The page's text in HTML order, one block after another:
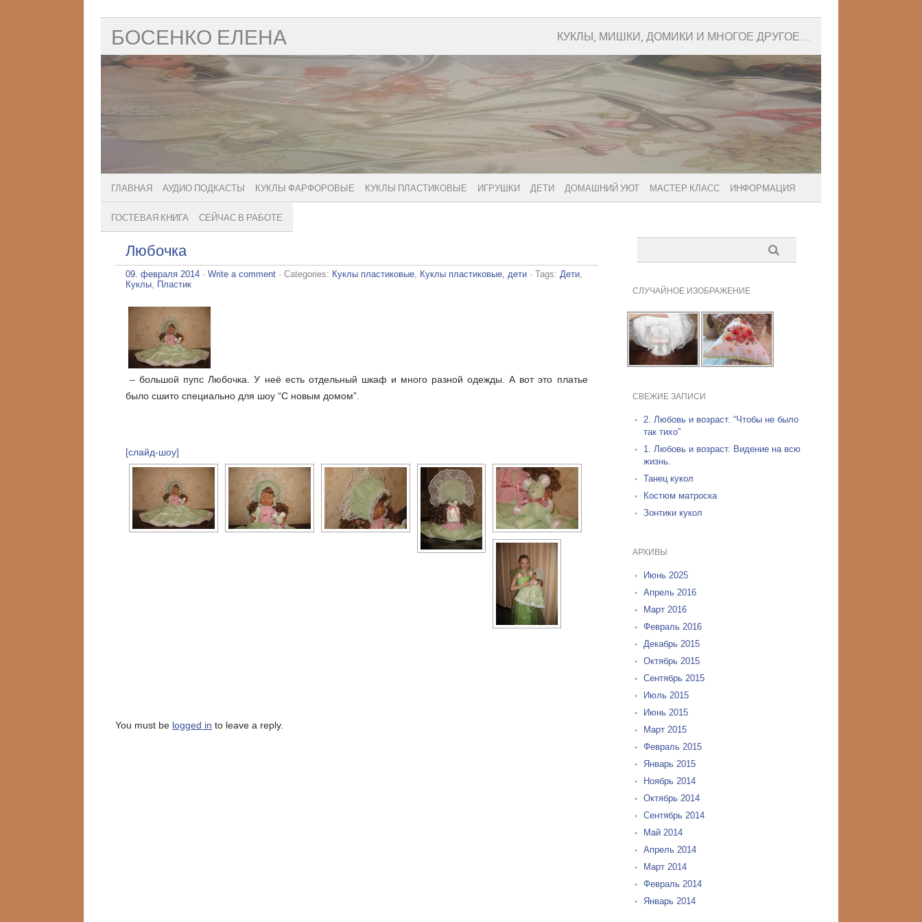
БОСЕНКО ЕЛЕНА КУКЛЫ, МИШКИ, ДОМИКИ И МНОГОЕ ДРУГОЕ…
ГЛАВНАЯ АУДИО ПОДКАСТЫ КУКЛЫ ФАРФОРОВЫЕ КУКЛЫ ПЛАСТИКОВЫЕ ИГРУШКИ ДЕТИ ДОМАШНИЙ УЮТ МАСТЕР КЛАСС ИНФОРМАЦИЯ
ГОСТЕВАЯ КНИГА СЕЙЧАС В РАБОТЕ
Любочка
09. февраля 2014 · Write a comment · Categories: Куклы пластиковые, Куклы пластиковые, дети · Tags: Дети,
Куклы, Пластик
– большой пупс Любочка. У неё есть отдельный шкаф и много разной одежды. А вот это платье
было сшито специально для шоу “С новым домом”.
[слайд-шоу]
You must be logged in to leave a reply.
СЛУЧАЙНОЕ ИЗОБРАЖЕНИЕ
СВЕЖИЕ ЗАПИСИ
2. Любовь и возраст. “Чтобы не было
так тихо”
1. Любовь и возраст. Видение на всю
жизнь.
Танец кукол
Костюм матроска
Зонтики кукол
АРХИВЫ
Июнь 2025
Апрель 2016
Март 2016
Февраль 2016
Декабрь 2015
Октябрь 2015
Сентябрь 2015
Июль 2015
Июнь 2015
Март 2015
Февраль 2015
Январь 2015
Ноябрь 2014
Октябрь 2014
Сентябрь 2014
Май 2014
Апрель 2014
Март 2014
Февраль 2014
Январь 2014